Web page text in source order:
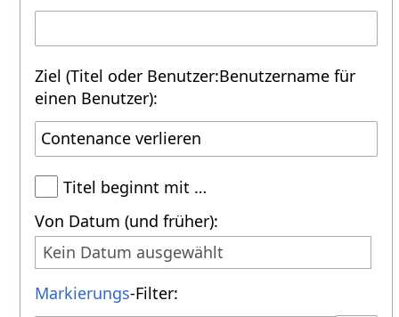
Ziel (Titel oder Benutzer:Benutzername für
einen Benutzer):
Titel beginnt mit …
Von Datum (und früher):
Kein Datum ausgewählt
Markierungs-Filter: